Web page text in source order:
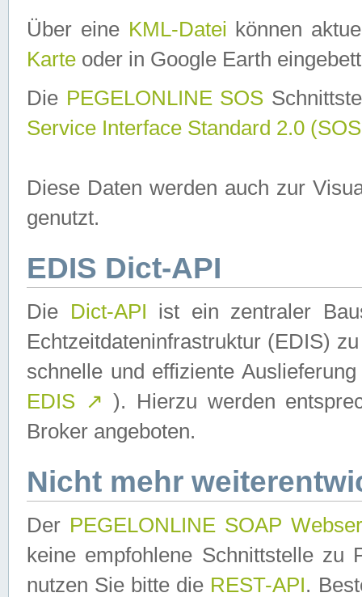
Über eine KML-Datei können
Karte oder in Google Earth
Die PEGELONLINE SOS
Service Interface Standard 2.0
Diese Daten werden auch zur
genutzt.
EDIS Dict-API
Die Dict-API ist ein zentraler
Echtzeitdateninfrastruktur (EDIS)
schnelle und effiziente
EDIS ↗ ). Hierzu werden
Broker angeboten.
Nicht mehr
Der PEGELONLINE SOAP
keine empfohlene Schnittstelle zu
nutzen Sie bitte die REST-API.